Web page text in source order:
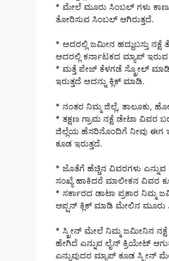
* ಮೇಲೆ ಮೂರು ಸಿಂಬಲ್ ಗಳು
ತೋರಿಸುವ ಸಿಂಬಲ್ ಆಗಿರುತ್ತದೆ.
* ಅದರಲ್ಲಿ ಜಮೀನ ಹದ್ದುಬಸ್ತು
ಅದರಲ್ಲಿ ಕರ್ನಾಟಕದ ಮ್ಯಾಪ್ ಇರುವ
* ಮತ್ತೆ ಪೇಜ್ ಕೆಳಗಡೆ ಸ್ಕ್ರೋಲ್
ಇರುತ್ತದೆ ಅದನ್ನು ಕ್ಲಿಕ್ ಮಾಡಿ.
* ನಂತರ ‌ನಿಮ್ಮ ಜಿಲ್ಲೆ, ತಾಲೂಕು,
* ತಕ್ಷಣ ಗ್ರಾಮ ನಕ್ಷೆ ಡೇಟಾ
ಜಿಲ್ಲೆಯ ಹೆಸರಿನೊಂದಿಗೆ ನೀವು ಈಗ
ಕೂಡ ಇರುತ್ತದೆ.
* ಜೊತೆಗೆ ಹೆಚ್ಚಿನ ವಿವರಗಳು
ಸಂಖ್ಯೆ ಹಾಕಿದರೆ ಮಾಲೀಕನ ವಿವರ
* ಸರ್ಕಾರದ ಡಾಟಾ ಪ್ರಕಾರ ನಿಮ್ಮ
ಆಪ್ಷನ್ ಕ್ಲಿಕ್ ಮಾಡಿ ಮೇಲಿನ ಮೂರು
* ಸ್ಕ್ರೀನ್ ಮೇಲೆ ನಿಮ್ಮ ಜಮೀನಿನ
ಹೇಗಿದೆ ಎನ್ನುವ ಲೈನ್ ಕ್ರಿಯೇಟ್
ಎನ್ನುವುದರ ಮ್ಯಾಪ್ ಕೂಡ ಸ್ಕ್ರೀನ್